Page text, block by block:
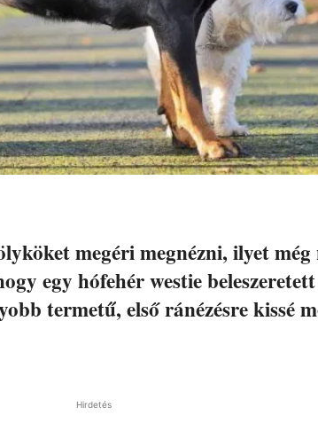
megéri megnézni, ilyet még
egy hófehér westie
termetű, első ránézésre kissé
Hirdetés